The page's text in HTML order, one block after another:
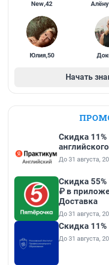
New,42
Юлия,50
Начать
Скидка
английского
До 31 августа,
Скидка
₽ в
Доставка
До 31 августа,
Скидка
До 31 августа,